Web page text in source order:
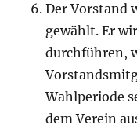
Der Vorstand
gewählt. Er
durchführen,
Wahlperiode
dem Verein